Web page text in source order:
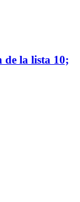
la lista 10;